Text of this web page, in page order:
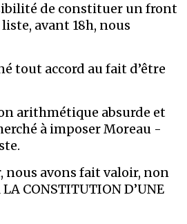
de constituer un front
avant 18h, nous
tout accord au fait d’être
arithmétique absurde et
à imposer Moreau -
nous avons fait valoir, non
CONSTITUTION D’UNE